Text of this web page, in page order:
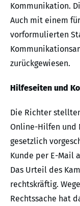
Kommunikation.
Auch mit einem
vorformulierten
zurückgewiesen.
Hilfeseiten und
Die Richter
Online-Hilfen und
gesetzlich
Kunde per E-Mail
Das Urteil des
rechtskräftig.
Rechtssache hat